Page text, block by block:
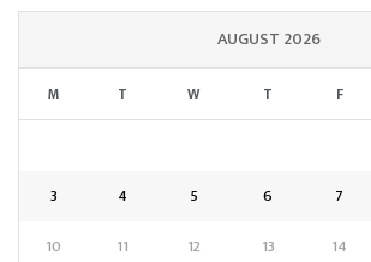
AUGUST 2026
M T W T F
3
4 5 6 7
10
11 12 13 14